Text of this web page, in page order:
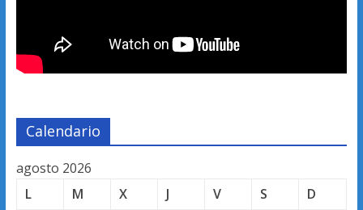
Calendario
agosto 2026
L
M X J V S
D